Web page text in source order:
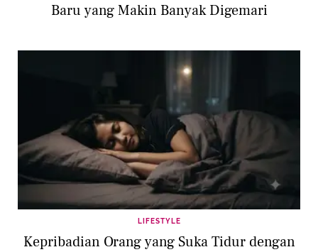
Baru yang Makin Banyak Digemari
LIFESTYLE
Kepribadian Orang yang Suka Tidur dengan